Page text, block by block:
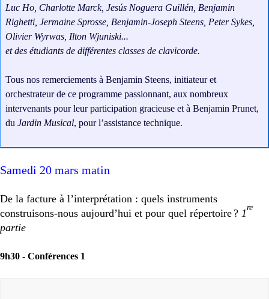
Luc Ho, Charlotte Marck, Jesús Noguera Guillén, Benjamin
Righetti, Jermaine Sprosse, Benjamin-Joseph Steens, Peter Sykes,
Olivier Wyrwas, Ilton Wjuniski...
et des étudiants de différentes classes de clavicorde.
Tous nos remerciements à Benjamin Steens, initiateur et
orchestrateur de ce programme passionnant, aux nombreux
intervenants pour leur participation gracieuse et à Benjamin Prunet,
du Jardin Musical, pour l’assistance technique.
Samedi 20 mars matin
De la facture à l’interprétation : quels instruments
construisons-nous aujourd’hui et pour quel répertoire ? 1re
partie
9h30 - Conférences 1